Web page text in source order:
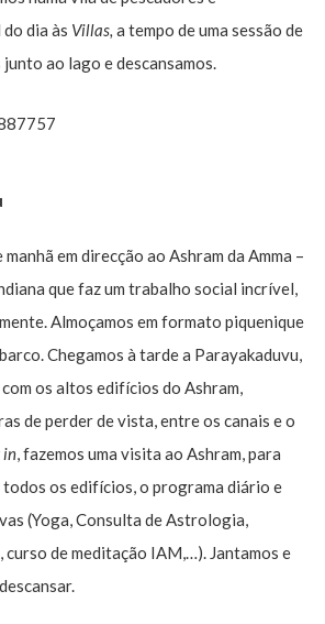
dia às Villas, a tempo de uma sessão de
ao lago e descansamos.
em direcção ao Ashram da Amma –
que faz um trabalho social incrível,
Almoçamos em formato piquenique
Chegamos à tarde a Parayakaduvu,
os altos edifícios do Ashram,
de perder de vista, entre os canais e o
in, fazemos uma visita ao Ashram, para
os edifícios, o programa diário e
(Yoga, Consulta de Astrologia,
de meditação IAM,…). Jantamos e